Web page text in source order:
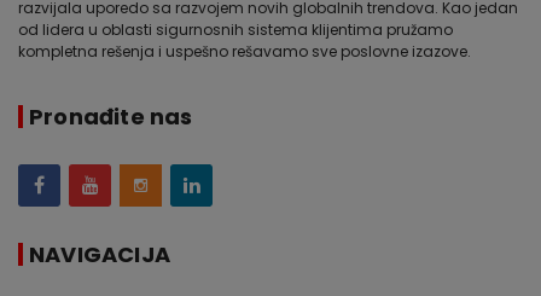
razvijala uporedo sa razvojem novih globalnih trendova. Kao jedan
od lidera u oblasti sigurnosnih sistema klijentima pružamo
kompletna rešenja i uspešno rešavamo sve poslovne izazove.
Pronađite nas
NAVIGACIJA